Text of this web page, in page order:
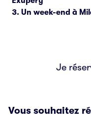
Un week-end à
Je
Vous souhaitez